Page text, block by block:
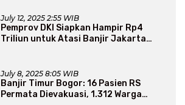
July 12, 2025 2:55 WIB
Pemprov DKI Siapkan Hampir Rp4
Triliun untuk Atasi Banjir Jakarta
July 8, 2025 8:05 WIB
Banjir Timur Bogor: 16 Pasien RS
Permata Dievakuasi, 1.312 Warga